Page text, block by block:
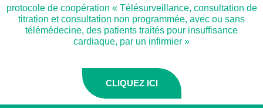
protocole de coopération « Télésurveillance, consultation de
titration et consultation non programmée, avec ou sans
télémédecine, des patients traités pour insuffisance
cardiaque, par un infirmier »
CLIQUEZ ICI